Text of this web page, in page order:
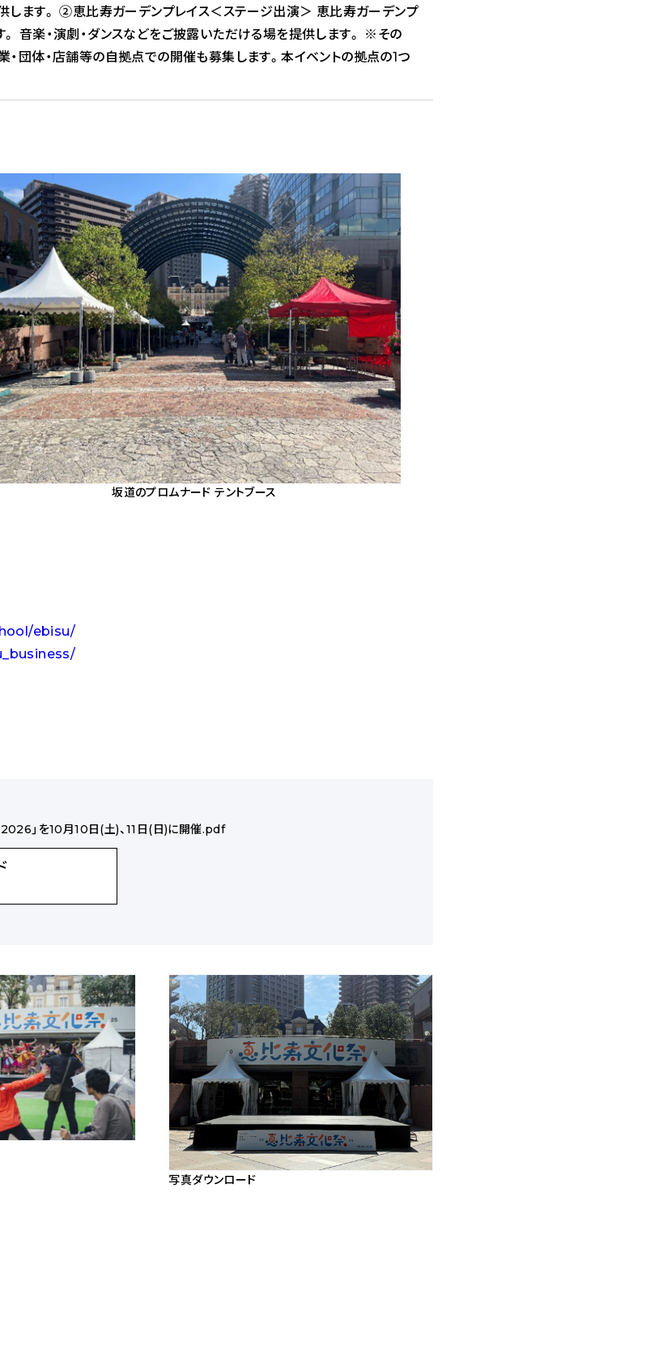
します。 ②恵比寿ガーデンプレイス＜ステージ出演＞ 恵比寿ガーデンプ
音楽・演劇・ダンスなどをご披露いただける場を提供します。 ※その
・団体・店舗等の自拠点での開催も募集します。本イベントの拠点の1つ
坂道のプロムナード テントブース
ebisu/
」を10月10日(土)、11日(日)に開催.pdf
写真ダウンロード